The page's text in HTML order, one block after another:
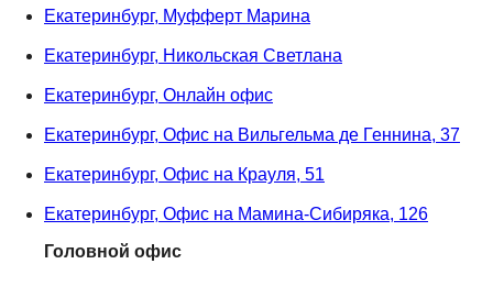
Екатеринбург, Муфферт Марина
Екатеринбург, Никольская Светлана
Екатеринбург, Онлайн офис
Екатеринбург, Офис на Вильгельма де Геннина, 37
Екатеринбург, Офис на Крауля, 51
Екатеринбург, Офис на Мамина-Сибиряка, 126
Головной офис